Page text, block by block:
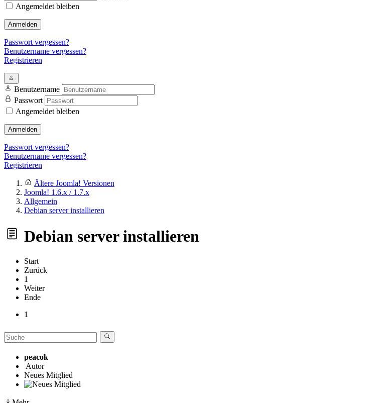
Angemeldet bleiben
Anmelden
Passwort vergessen?
Benutzername vergessen?
Registrieren
Benutzername
Passwort
Angemeldet bleiben
Anmelden
Passwort vergessen?
Benutzername vergessen?
Registrieren
Ältere Joomla! Versionen
Joomla! 1.6.x / 1.7.x
Allgemein
Debian server installieren
Debian server installieren
Start
Zurück
1
Weiter
Ende
1
peacok
Autor
Neues Mitglied